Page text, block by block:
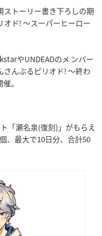
トーリー書き下ろしの期
ド! 〜スーパーヒーロー
やUNDEADのメ ンバー
んぶるピリオド! 〜終わ
。
「瀬名泉(復刻)」がもらえ
、最大で10日分、合計50